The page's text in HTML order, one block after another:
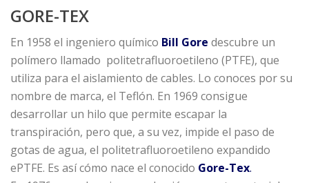
GORE-TEX
En 1958 el ingeniero químico Bill Gore descubre un
polímero llamado politetrafluoroetileno (PTFE), que
utiliza para el aislamiento de cables. Lo conoces por su
nombre de marca, el Teflón. En 1969 consigue
desarrollar un hilo que permite escapar la
transpiración, pero que, a su vez, impide el paso de
gotas de agua, el politetrafluoroetileno expandido
ePTFE. Es así cómo nace el conocido Gore-Tex.